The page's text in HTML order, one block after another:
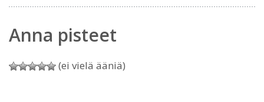
Anna pisteet
(ei vielä ääniä)